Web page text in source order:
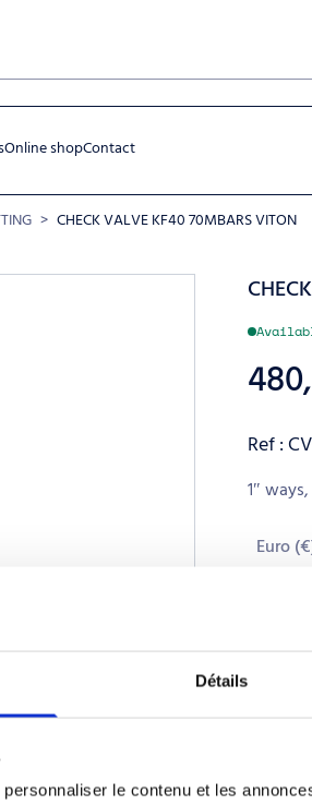
Détails
le contenu et les
Online shopContact
> CHECK VALVE KF40 70MBARS VITON
Ref :
1″
Euro